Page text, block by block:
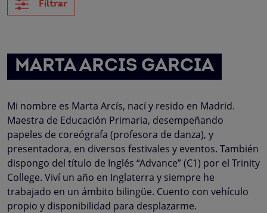
Filtrar
MARTA ARCIS GARCIA
Mi nombre es Marta Arcís, nací y resido en Madrid.
Maestra de Educación Primaria, desempeñando
papeles de coreógrafa (profesora de danza), y
presentadora, en diversos festivales y eventos. También
dispongo del título de Inglés “Advance” (C1) por el Trinity
College. Viví un año en Inglaterra y siempre he
trabajado en un ámbito bilingüe. Cuento con vehículo
propio y disponibilidad para desplazarme.